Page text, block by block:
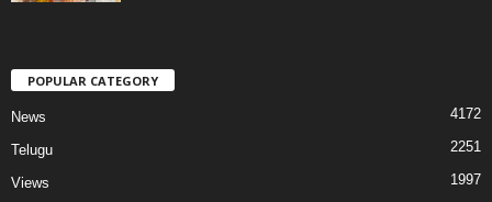
POPULAR CATEGORY
News 4172
Telugu 2251
Views 1997